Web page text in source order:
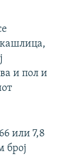
и пол и
или 7,8
број